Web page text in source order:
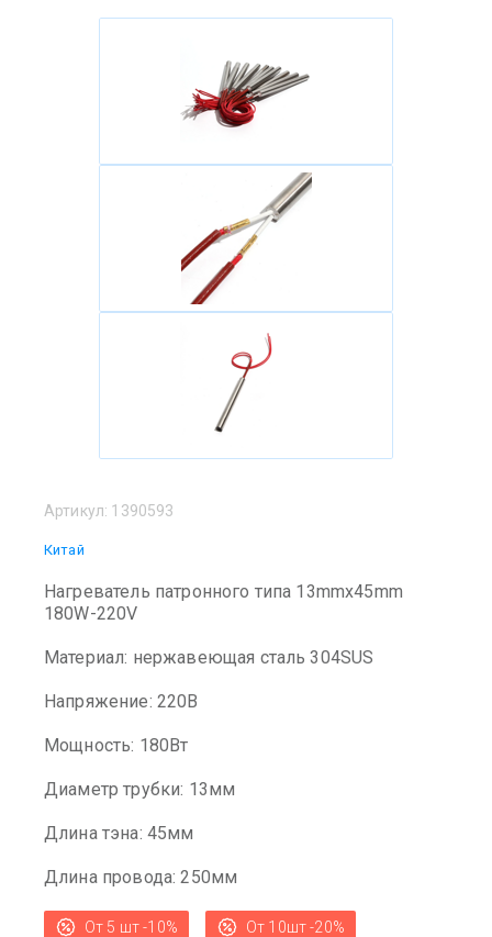
Артикул: 1390593
Китай
Нагреватель патронного типа 13mmx45mm
180W-220V
Материал: нержавеющая сталь 304SUS
Напряжение: 220В
Мощность: 180Вт
Диаметр трубки: 13мм
Длина тэна: 45мм
Длина провода: 250мм
От 5 шт -10% От 10шт -20%